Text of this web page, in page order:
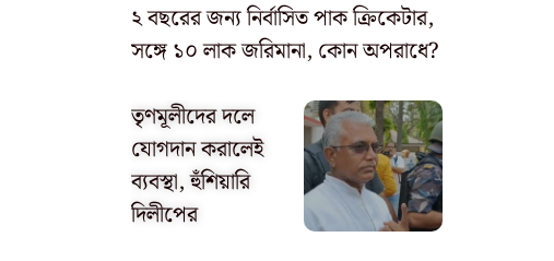
২ বছরের জন্য নির্বাসিত পাক ক্রিকেটার,
সঙ্গে ১০ লাক জরিমানা, কোন অপরাধে?
তৃণমূলীদের দলে
যোগদান করালেই
ব্যবস্থা, হুঁশিয়ারি
দিলীপের